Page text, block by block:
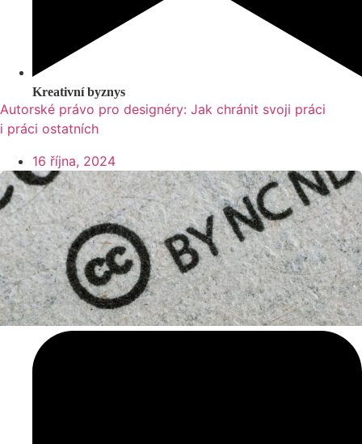
Kreativní byznys
Autorské právo pro designéry: Jak chránit svoji práci
i práci ostatních
16 října, 2024